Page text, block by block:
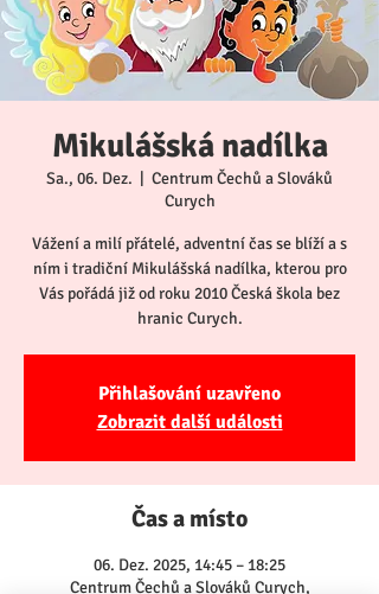
Mikulášská nadílka
Sa., 06. Dez.
Centrum Čechů a Slováků
Curych
Vážení a milí přátelé, adventní čas se blíží a s
ním i tradiční Mikulášská nadílka, kterou pro
Vás pořádá již od roku 2010 Česká škola bez
hranic Curych.
Přihlašování uzavřeno
Zobrazit další události
Čas a místo
06. Dez. 2025, 14:45 – 18:25
Centrum Čechů a Slováků Curych,